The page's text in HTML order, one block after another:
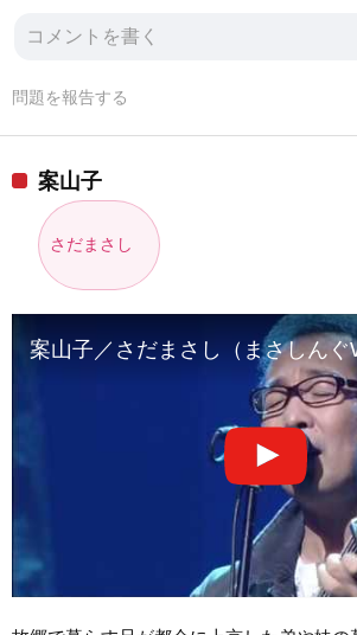
問題を報告する
案山子
さだまさし
案山子／さだまさし（まさしん